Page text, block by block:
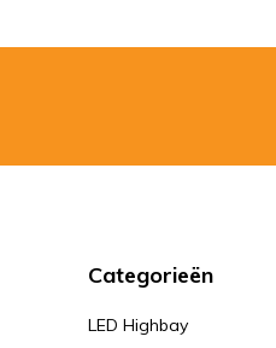
Categorieën
LED Highbay